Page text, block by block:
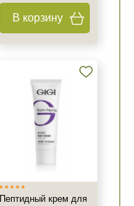
В корзину
Пептидный крем для